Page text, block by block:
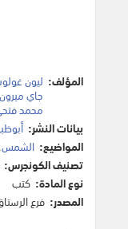
المؤلف: ليون
جاي
محمد
بيانات النشر:
المواضيع: الشمس.
تصنيف الكونجرس:
نوع المادة: كتب
المصدر: فرع